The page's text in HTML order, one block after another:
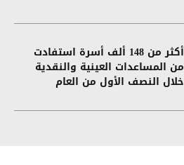
أكثر من 148 ألف أسرة استفادت
من المساعدات العينية والنقدية
خلال النصف الأول من العام